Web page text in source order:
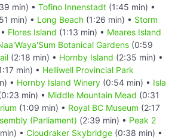
min) • Tofino Innenstadt (1:45 min) •
min) • Long Beach (1:26 min) • Storm
Flores Island (1:13 min) • Meares Island
Botanical Gardens (0:59
(2:18 min) • Hornby Island (2:35 min) •
min) • Helliwell Provincial Park
• Hornby Island Winery (0:54 min) • Isla
min) • Middle Mountain Mead (0:31
(1:09 min) • Royal BC Museum (2:17
(Parliament) (2:39 min) • Peak 2
• Cloudraker Skybridge (0:38 min) •